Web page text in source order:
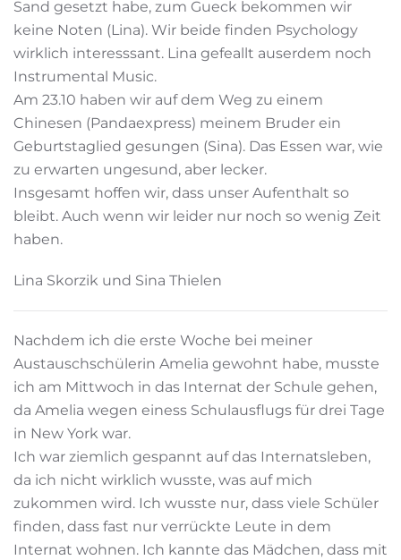
Sand gesetzt habe, zum Gueck bekommen wir
keine Noten (Lina). Wir beide finden Psychology
wirklich interesssant. Lina gefeallt auserdem noch
Instrumental Music.
Am 23.10 haben wir auf dem Weg zu einem
Chinesen (Pandaexpress) meinem Bruder ein
Geburtstaglied gesungen (Sina). Das Essen war, wie
zu erwarten ungesund, aber lecker.
Insgesamt hoffen wir, dass unser Aufenthalt so
bleibt. Auch wenn wir leider nur noch so wenig Zeit
haben.
Lina Skorzik und Sina Thielen
Nachdem ich die erste Woche bei meiner
Austauschschülerin Amelia gewohnt habe, musste
ich am Mittwoch in das Internat der Schule gehen,
da Amelia wegen einess Schulausflugs für drei Tage
in New York war.
Ich war ziemlich gespannt auf das Internatsleben,
da ich nicht wirklich wusste, was auf mich
zukommen wird. Ich wusste nur, dass viele Schüler
finden, dass fast nur verrückte Leute in dem
Internat wohnen. Ich kannte das Mädchen, dass mit